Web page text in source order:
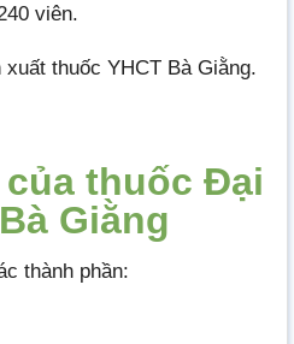
viên.
thuốc YHCT Bà Giằng.
thuốc Đại
Giằng
thành phần: